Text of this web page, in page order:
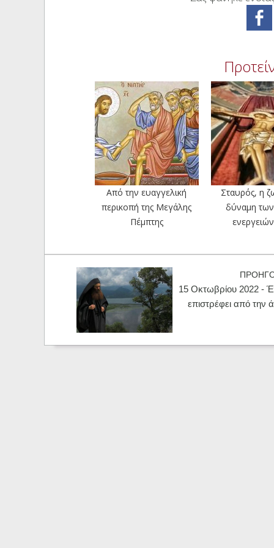
Από την ευαγγελική
περικοπή της Μεγάλης
Πέμπτης
Σταυρός, η
δύναμη
15 Οκτωβρίου 2022 -
επιστρέφει από την